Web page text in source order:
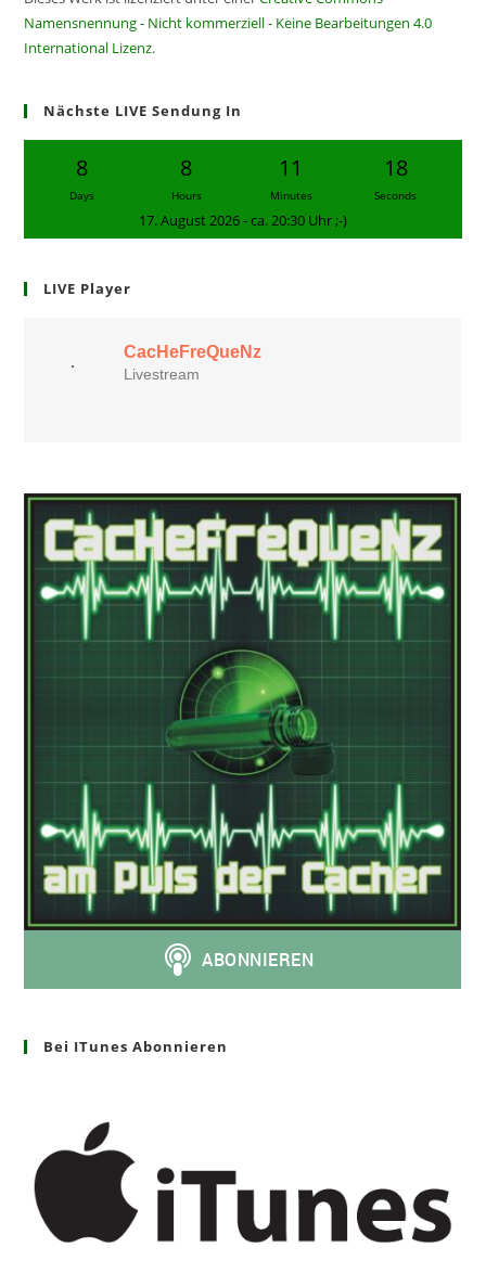
Namensnennung - Nicht kommerziell - Keine Bearbeitungen 4.0
International Lizenz.
Nächste LIVE Sendung In
8
Days
8
Hours
11
Minutes
17
Seconds
17. August 2026 - ca. 20:30 Uhr ;-)
LIVE Player
Bei ITunes Abonnieren